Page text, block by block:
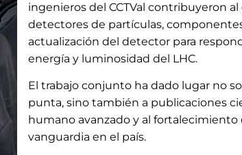
ingenieros del CCTVal contribuyeron
detectores de partículas,
actualización del detector para
energía y luminosidad del LHC.
El trabajo conjunto ha dado lugar no
punta, sino también a publicaciones
humano avanzado y al
vanguardia en el país.